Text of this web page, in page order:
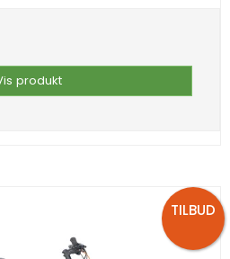
produkt
TILBUD